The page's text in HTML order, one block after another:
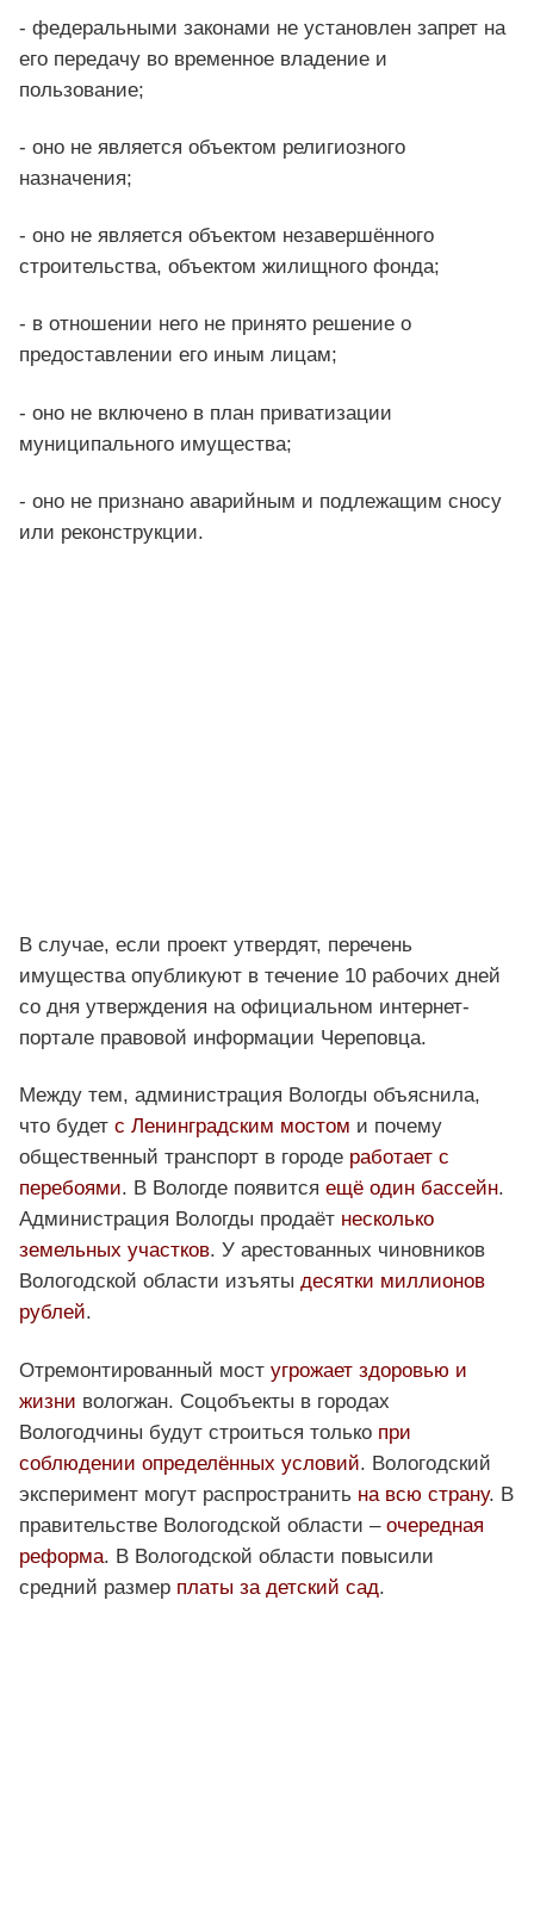
- федеральными законами не установлен запрет на
его передачу во временное владение и
пользование;
- оно не является объектом религиозного
назначения;
- оно не является объектом незавершённого
строительства, объектом жилищного фонда;
- в отношении него не принято решение о
предоставлении его иным лицам;
- оно не включено в план приватизации
муниципального имущества;
- оно не признано аварийным и подлежащим сносу
или реконструкции.
В случае, если проект утвердят, перечень
имущества опубликуют в течение 10 рабочих дней
со дня утверждения на официальном интернет-
портале правовой информации Череповца.
Между тем, администрация Вологды объяснила,
что будет с Ленинградским мостом и почему
общественный транспорт в городе работает с
перебоями. В Вологде появится ещё один бассейн.
Администрация Вологды продаёт несколько
земельных участков. У арестованных чиновников
Вологодской области изъяты десятки миллионов
рублей.
Отремонтированный мост угрожает здоровью и
жизни вологжан. Соцобъекты в городах
Вологодчины будут строиться только при
соблюдении определённых условий. Вологодский
эксперимент могут распространить на всю страну. В
правительстве Вологодской области – очередная
реформа. В Вологодской области повысили
средний размер платы за детский сад.